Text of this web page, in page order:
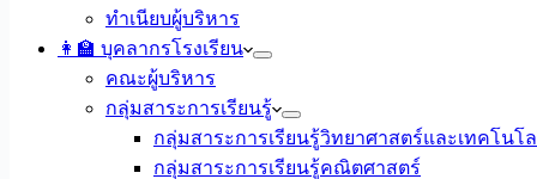
ทำเนียบผู้บริหาร
👩‍🏫 บุคลากรโรงเรียน
คณะผู้บริหาร
กลุ่มสาระการเรียนรู้
กลุ่มสาระการเรียนรู้วิทยาศาสตร์และเทคโนโ
กลุ่มสาระการเรียนรู้คณิตศาสตร์